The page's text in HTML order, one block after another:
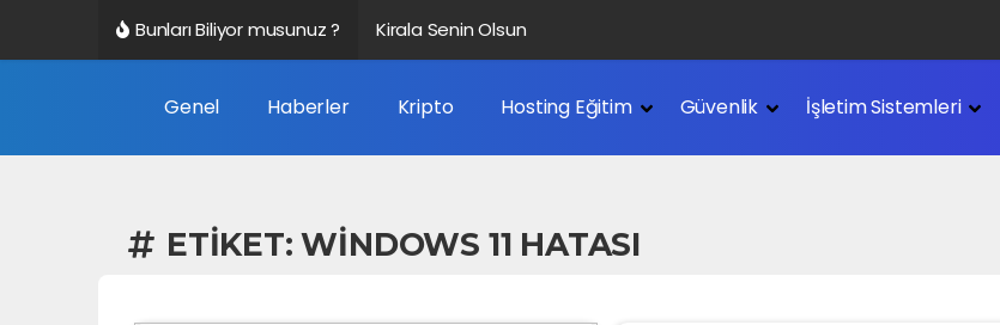
Bunları Biliyor musunuz ? Kirala Senin Olsun
Genel Haberler Kripto Hosting Eğitim Güvenlik İşletim Sistemleri
ETIKET:WINDOWS 11 HATASI